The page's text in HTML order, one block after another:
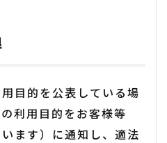
目的を公表している場
利用目的をお客様等
ます）に通知し、適法